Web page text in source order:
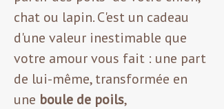
chat ou lapin. C'est un cadeau
d'une valeur inestimable que
votre amour vous fait : une part
de lui-même, transformée en
une boule de poils,